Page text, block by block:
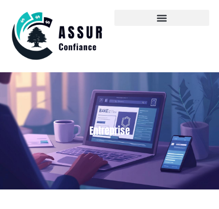
Entreprise